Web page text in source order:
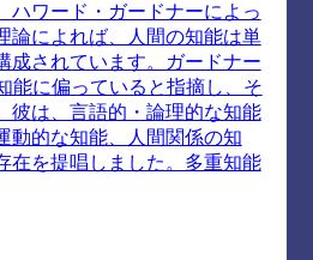
ハワード・ガードナーによっ
論によれば、人間の知能は単
成されています。ガードナー
能に偏っていると指摘し、そ
彼は、言語的・論理的な知能
動的な知能、人間関係の知
在を提唱しました。多重知能